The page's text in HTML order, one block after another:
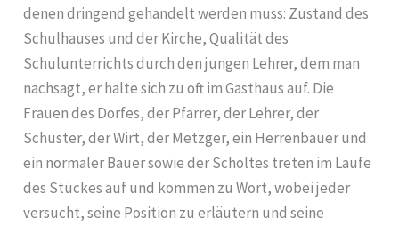
denen dringend gehandelt werden muss: Zustand des
Schulhauses und der Kirche, Qualität des
Schulunterrichts durch den jungen Lehrer, dem man
nachsagt, er halte sich zu oft im Gasthaus auf. Die
Frauen des Dorfes, der Pfarrer, der Lehrer, der
Schuster, der Wirt, der Metzger, ein Herrenbauer und
ein normaler Bauer sowie der Scholtes treten im Laufe
des Stückes auf und kommen zu Wort, wobei jeder
versucht, seine Position zu erläutern und seine